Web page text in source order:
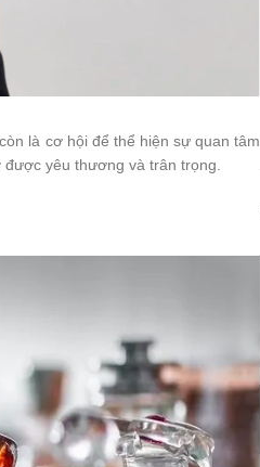
là cơ hội để thể hiện sự quan tâm
yêu thương và trân trọng.